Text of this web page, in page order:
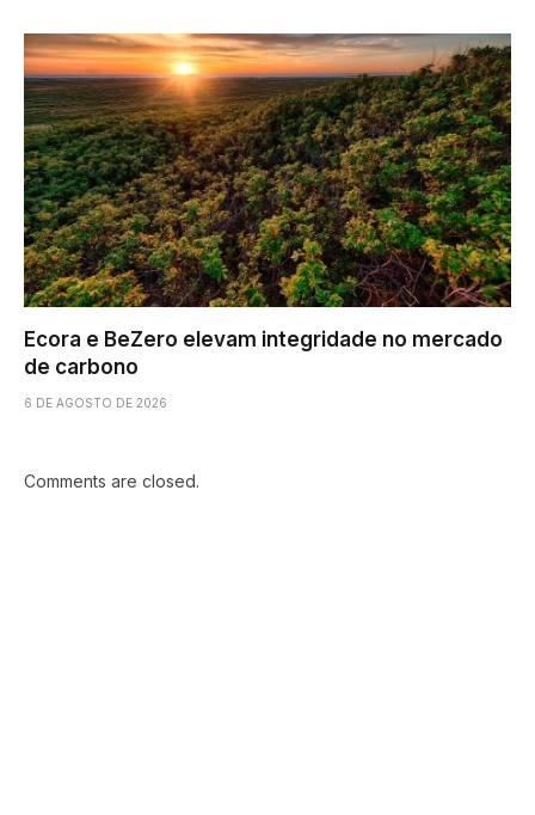
Ecora e BeZero elevam integridade no mercado
de carbono
6 DE AGOSTO DE 2026
Comments are closed.